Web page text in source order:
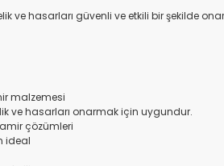
ve hasarları güvenli ve etkili bir şekilde
malzemesi
ve hasarları onarmak için uygundur.
çözümleri
ideal